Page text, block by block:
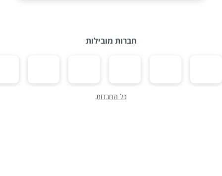
חברות מובילות
כל החברות